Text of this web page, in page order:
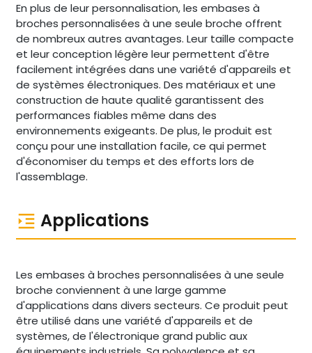
En plus de leur personnalisation, les embases à
broches personnalisées à une seule broche offrent
de nombreux autres avantages. Leur taille compacte
et leur conception légère leur permettent d'être
facilement intégrées dans une variété d'appareils et
de systèmes électroniques. Des matériaux et une
construction de haute qualité garantissent des
performances fiables même dans des
environnements exigeants. De plus, le produit est
conçu pour une installation facile, ce qui permet
d'économiser du temps et des efforts lors de
l'assemblage.
Applications
Les embases à broches personnalisées à une seule
broche conviennent à une large gamme
d'applications dans divers secteurs. Ce produit peut
être utilisé dans une variété d'appareils et de
systèmes, de l'électronique grand public aux